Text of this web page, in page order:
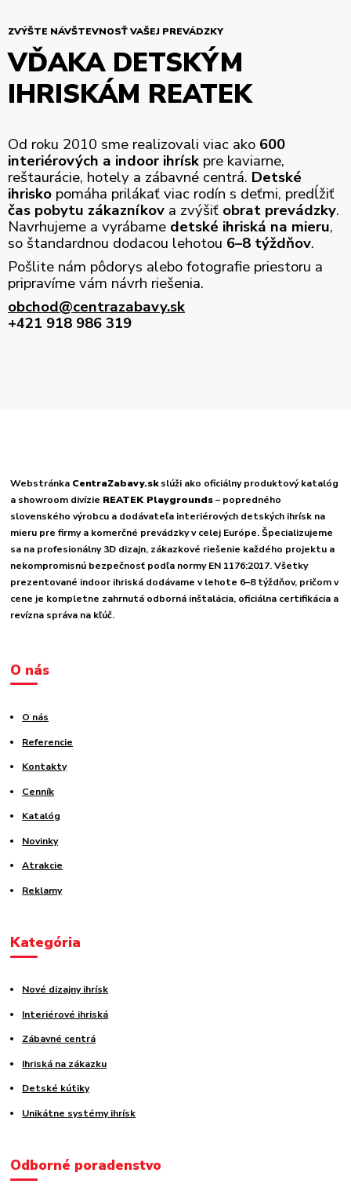
ZVÝŠTE NÁVŠTEVNOSŤ VAŠEJ PREVÁDZKY
VĎAKA DETSKÝM
IHRISKÁM REATEK
Od roku 2010 sme realizovali viac ako 600
interiérových a indoor ihrísk pre kaviarne,
reštaurácie, hotely a zábavné centrá. Detské
ihrisko pomáha prilákať viac rodín s deťmi, predĺžiť
čas pobytu zákazníkov a zvýšiť obrat prevádzky.
Navrhujeme a vyrábame detské ihriská na mieru,
so štandardnou dodacou lehotou 6–8 týždňov.
Pošlite nám pôdorys alebo fotografie priestoru a
pripravíme vám návrh riešenia.
obchod@centrazabavy.sk
+421 918 986 319
Webstránka CentraZabavy.skslúži ako oficiálny produktový katalóg
a showroom divízie REATEK Playgrounds– popredného
slovenského výrobcu a dodávateľa interiérových detských ihrísk na
mieru pre firmy a komerčné prevádzky v celej Európe. Špecializujeme
sa na profesionálny 3D dizajn, zákazkové riešenie každého projektu a
nekompromisnú bezpečnosť podľa normy EN 1176:2017. Všetky
prezentované indoor ihriská dodávame v lehote 6–8 týždňov, pričom v
cene je kompletne zahrnutá odborná inštalácia, oficiálna certifikácia a
revízna správa na kľúč.
O nás
O nás
Referencie
Kontakty
Cenník
Katalóg
Novinky
Atrakcie
Reklamy
Kategória
Nové dizajny ihrísk
Interiérové ihriská
Zábavné centrá
Ihriská na zákazku
Detské kútiky
Unikátne systémy ihrísk
Odborné poradenstvo